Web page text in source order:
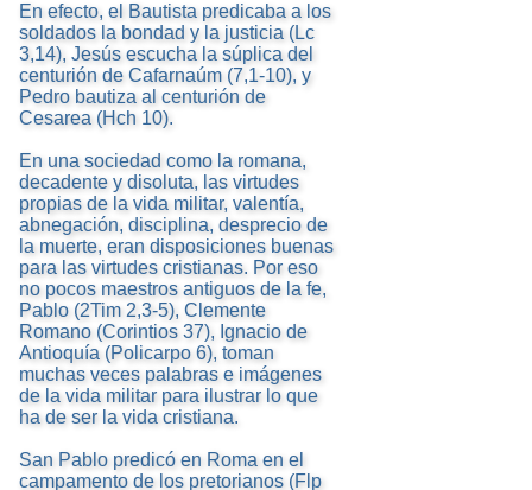
En efecto, el Bautista predicaba a los
soldados la bondad y la justicia (Lc
3,14), Jesús escucha la súplica del
centurión de Cafarnaúm (7,1-10), y
Pedro bautiza al centurión de
Cesarea (Hch 10).
En una sociedad como la romana,
decadente y disoluta, las virtudes
propias de la vida militar, valentía,
abnegación, disciplina, desprecio de
la muerte, eran disposiciones buenas
para las virtudes cristianas. Por eso
no pocos maestros antiguos de la fe,
Pablo (2Tim 2,3-5), Clemente
Romano (Corintios 37), Ignacio de
Antioquía (Policarpo 6), toman
muchas veces palabras e imágenes
de la vida militar para ilustrar lo que
ha de ser la vida cristiana.
San Pablo predicó en Roma en el
campamento de los pretorianos (Flp